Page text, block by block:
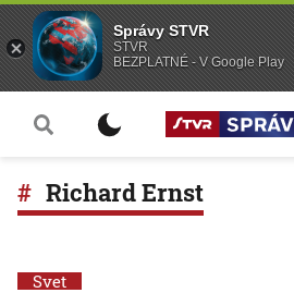
Richard Ernst
Svet
Správy STVR
STVR
BEZPLATNÉ - V Google Play